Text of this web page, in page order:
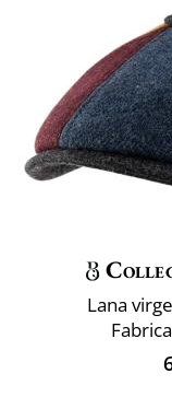
Lana